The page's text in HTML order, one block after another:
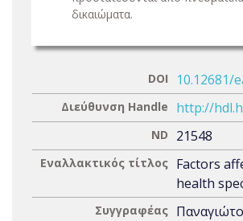
δικαιώματα.
DOI 10.12681/
Διεύθυνση Handle http://
ND 21548
Εναλλακτικός τίτλος Factors
health
Συγγραφέας